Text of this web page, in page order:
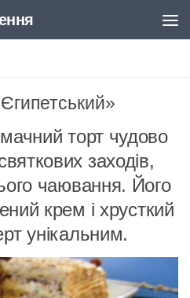
торт чудово
заходів,
чаювання. Його
крем і хрусткий
унікальним.